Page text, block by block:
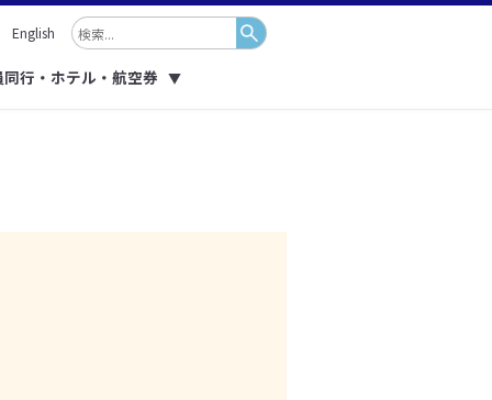
English
行・ホテル・航空券 ▼